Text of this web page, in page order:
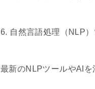
6. 自然言語処理（NLP
最新のNLPツールやAIを